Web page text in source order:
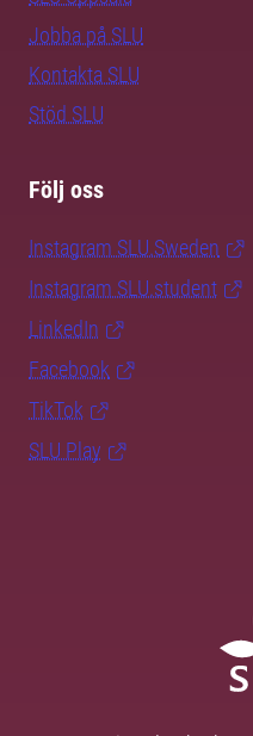
Jobba på SLU
Kontakta SLU
Stöd SLU
Följ oss
Instagram SLU.Sweden
Instagram SLU.student
LinkedIn
Facebook
TikTok
SLU Play